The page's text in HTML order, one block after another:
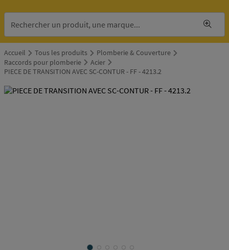
Accueil Tous les produits
Plomberie & Couverture
Raccords pour plomberie
Acier
PIECE DE TRANSITION AVEC SC-CONTUR - FF - 4213.2